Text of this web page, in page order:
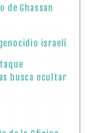
de Ghassan
israelí
busca ocultar